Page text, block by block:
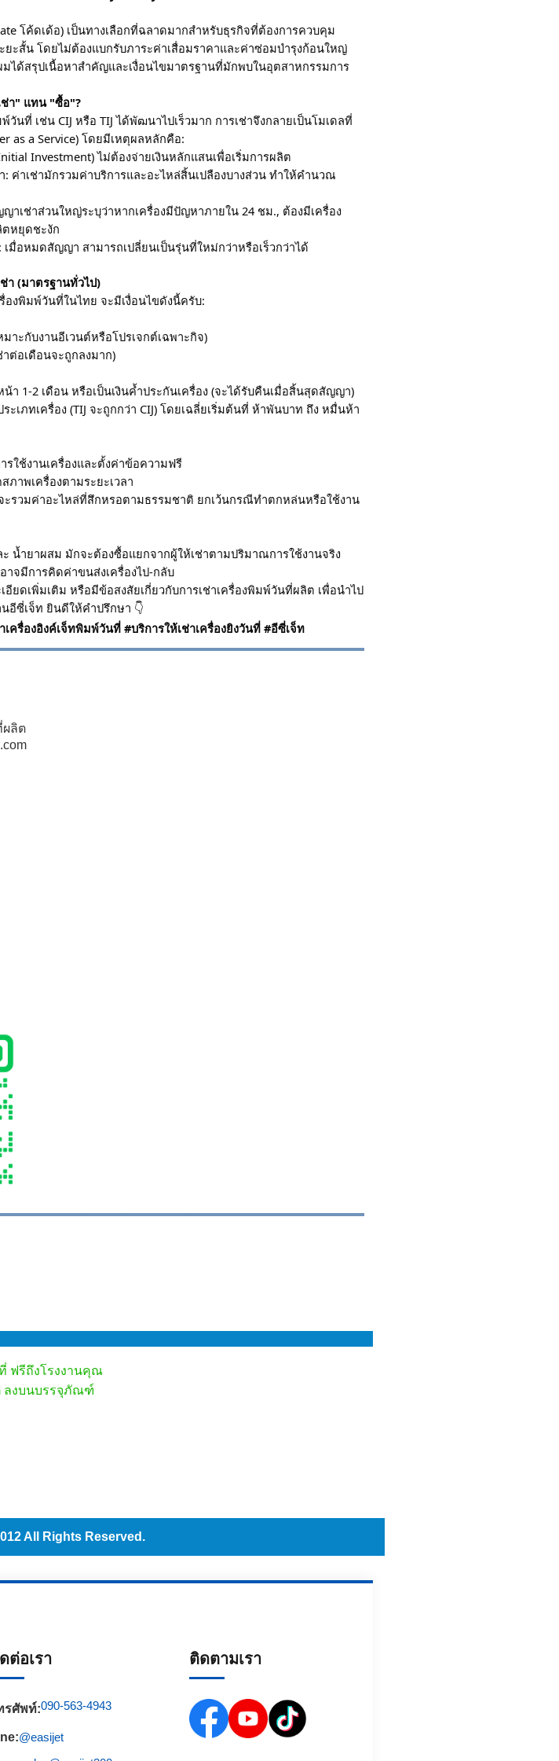
โค้ดเด้อ) เป็นทางเลือกที่ฉลาดมากสำหรับธุรกิจที่ต้องการควบคุม
ยะสั้น โดยไม่ต้องแบกรับภาระค่าเสื่อมราคาและค่าซ่อมบำรุงก้อนใหญ่
ได้สรุปเนื้อหาสำคัญและเงื่อนไขมาตรฐานที่มักพบในอุตสาหกรรมการ
ช่า" แทน "ซื้อ"?
นที่ เช่น CIJ หรือ TIJ ได้พัฒนาไปเร็วมาก การเช่าจึงกลายเป็นโมเดลที่
as a Service) โดยมีเหตุผลหลักคือ:
Investment) ไม่ต้องจ่ายเงินหลักแสนเพื่อเริ่มการผลิต
ค่าเช่ามักรวมค่าบริการและอะไหล่สิ้นเปลืองบางส่วน ทำให้คำนวณ
ญาเช่าส่วนใหญ่ระบุว่าหากเครื่องมีปัญหาภายใน 24 ชม., ต้องมีเครื่อง
ตหยุดชะงัก
มื่อหมดสัญญา สามารถเปลี่ยนเป็นรุ่นที่ใหม่กว่าหรือเร็วกว่าได้
า (มาตรฐานทั่วไป)
องพิมพ์วันที่ในไทย จะมีเงื่อนไขดังนี้ครับ:
มาะกับงานอีเวนต์หรือโปรเจกต์เฉพาะกิจ)
าต่อเดือนจะถูกลงมาก)
น้า 1-2 เดือน หรือเป็นเงินค้ำประกันเครื่อง (จะได้รับคืนเมื่อสิ้นสุดสัญญา)
ะเภทเครื่อง (TIJ จะถูกกว่า CIJ) โดยเฉลี่ยเริ่มต้นที่ ห้าพันบาท ถึง หมื่นห้า
ใช้งานเครื่องและตั้งค่าข้อความฟรี
ภาพเครื่องตามระยะเวลา
ะรวมค่าอะไหล่ที่สึกหรอตามธรรมชาติ ยกเว้นกรณีทำตกหล่นหรือใช้งาน
น้ำยาผสม มักจะต้องซื้อแยกจากผู้ให้เช่าตามปริมาณการใช้งานจริง
จมีการคิดค่าขนส่งเครื่องไป-กลับ
ยดเพิ่มเติม หรือมีข้อสงสัยเกี่ยวกับการเช่าเครื่องพิมพ์วันที่ผลิต เพื่อนำไป
อีซี่เจ็ท ยินดีให้คำปรึกษา 👇
ครื่องอิงค์เจ็ทพิมพ์วันที่ #บริการให้เช่าเครื่องยิงวันที่ #อีซี่เจ็ท
ผลิต
ฟรีถึงโรงงานคุณ
ลงบนบรรจุภัณฑ์
All Rights Reserved.
ต่อเรา
รศัพท์:090-563-4943
@easijet
ติดตามเรา